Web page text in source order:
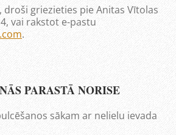
droši griezieties pie Anitas Vītolas
vai rakstot e-pastu
.
PARASTĀ NORISE
sākam ar nelielu ievada